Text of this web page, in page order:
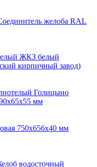
желоба RAL
ЖКЗ белый
кирпичный завод)
Голицыно
мм
750х656х40 мм
водосточный